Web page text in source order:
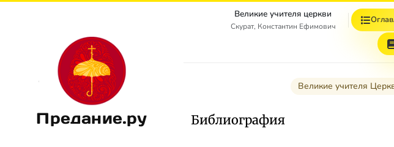
Предание.ру
Великие учителя церкви
Скурат, Константин Ефимович
Великие учителя
Библиография